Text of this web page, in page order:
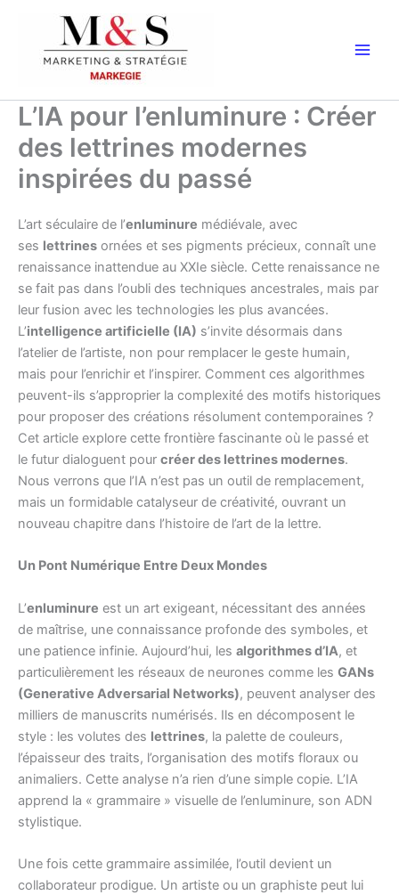
contenu
L’IA pour l’enluminure : Créer
des lettrines modernes
inspirées du passé
L’art séculaire de l’enluminure médiévale, avec
ses lettrines ornées et ses pigments précieux, connaît une
renaissance inattendue au XXIe siècle. Cette renaissance ne
se fait pas dans l’oubli des techniques ancestrales, mais par
leur fusion avec les technologies les plus avancées.
L’intelligence artificielle (IA) s’invite désormais dans
l’atelier de l’artiste, non pour remplacer le geste humain,
mais pour l’enrichir et l’inspirer. Comment ces algorithmes
peuvent-ils s’approprier la complexité des motifs historiques
pour proposer des créations résolument contemporaines ?
Cet article explore cette frontière fascinante où le passé et
le futur dialoguent pour créer des lettrines modernes.
Nous verrons que l’IA n’est pas un outil de remplacement,
mais un formidable catalyseur de créativité, ouvrant un
nouveau chapitre dans l’histoire de l’art de la lettre.
Un Pont Numérique Entre Deux Mondes
L’enluminure est un art exigeant, nécessitant des années
de maîtrise, une connaissance profonde des symboles, et
une patience infinie. Aujourd’hui, les algorithmes d’IA, et
particulièrement les réseaux de neurones comme les GANs
(Generative Adversarial Networks), peuvent analyser des
milliers de manuscrits numérisés. Ils en décomposent le
style : les volutes des lettrines, la palette de couleurs,
l’épaisseur des traits, l’organisation des motifs floraux ou
animaliers. Cette analyse n’a rien d’une simple copie. L’IA
apprend la « grammaire » visuelle de l’enluminure, son ADN
stylistique.
Une fois cette grammaire assimilée, l’outil devient un
collaborateur prodigue. Un artiste ou un graphiste peut lui